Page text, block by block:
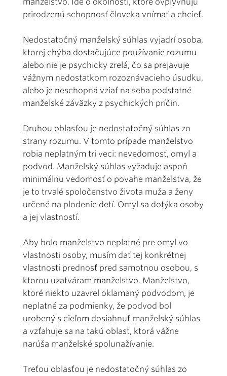
prirodzenú schopnosť človeka vnímať a chcieť.
Nedostatočný manželský súhlas vyjadrí osoba,
ktorej chýba dostačujúce používanie rozumu
alebo nie je psychicky zrelá, čo sa prejavuje
vážnym nedostatkom rozoznávacieho úsudku,
alebo je neschopná vziať na seba podstatné
manželské záväzky z psychických príčin.
Druhou oblasťou je nedostatočný súhlas zo
strany rozumu. V tomto prípade manželstvo
robia neplatným tri veci: nevedomosť, omyl a
podvod. Manželský súhlas vyžaduje aspoň
minimálnu vedomosť o povahe manželstva, že
je to trvalé spoločenstvo života muža a ženy
určené na plodenie detí. Omyl sa dotýka osoby
a jej vlastností.
Aby bolo manželstvo neplatné pre omyl vo
vlastnosti osoby, musím dať tej konkrétnej
vlastnosti prednosť pred samotnou osobou, s
ktorou uzatváram manželstvo. Manželstvo,
ktoré niekto uzavrel oklamaný podvodom, je
neplatné za podmienky, že podvod bol
urobený s cieľom dosiahnuť manželský súhlas
a vzťahuje sa na takú oblasť, ktorá vážne
narúša manželské spolunažívanie.
Treťou oblasťou je nedostatočný súhlas zo